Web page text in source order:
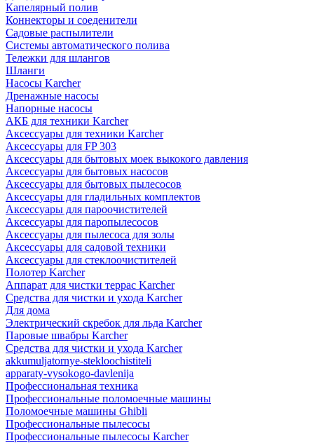
Капелярный полив
Коннекторы и соеденители
Садовые распылители
Системы автоматического полива
Тележки для шлангов
Шланги
Насосы Karcher
Дренажные насосы
Напорные насосы
АКБ для техники Karcher
Аксессуары для техники Karcher
Аксессуары для FP 303
Аксессуары для бытовых моек выкокого давления
Аксессуары для бытовых насосов
Аксессуары для бытовых пылесосов
Аксессуары для гладильных комплектов
Аксессуары для пароочистителей
Аксессуары для паропылесосов
Аксессуары для пылесоса для золы
Аксессуары для садовой техники
Аксессуары для стеклоочистителей
Полотер Karcher
Аппарат для чистки террас Karcher
Средства для чистки и ухода Karcher
Для дома
Электрический скребок для льда Karcher
Паровые швабры Karcher
Средства для чистки и ухода Karcher
akkumuljatornye-stekloochistiteli
apparaty-vysokogo-davlenija
Профессиональная техника
Профессиональные поломоечные машины
Поломоечные машины Ghibli
Профессиональные пылесосы
Профессиональные пылесосы Karcher